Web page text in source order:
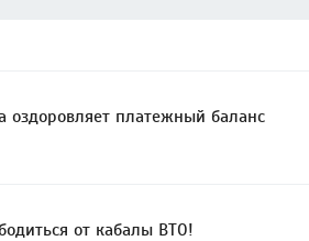
оздоровляет платежный баланс
от кабалы ВТО!